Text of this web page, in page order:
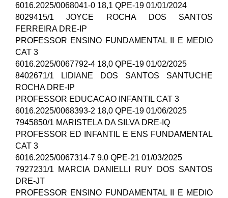
6016.2025/0068041-0 18,1 QPE-19 01/01/2024
8029415/1 JOYCE ROCHA DOS SANTOS
FERREIRA DRE-IP
PROFESSOR ENSINO FUNDAMENTAL II E MEDIO
CAT 3
6016.2025/0067792-4 18,0 QPE-19 01/02/2025
8402671/1 LIDIANE DOS SANTOS SANTUCHE
ROCHA DRE-IP
PROFESSOR EDUCACAO INFANTIL CAT 3
6016.2025/0068393-2 18,0 QPE-19 01/06/2025
7945850/1 MARISTELA DA SILVA DRE-IQ
PROFESSOR ED INFANTIL E ENS FUNDAMENTAL
CAT 3
6016.2025/0067314-7 9,0 QPE-21 01/03/2025
7927231/1 MARCIA DANIELLI RUY DOS SANTOS
DRE-JT
PROFESSOR ENSINO FUNDAMENTAL II E MEDIO